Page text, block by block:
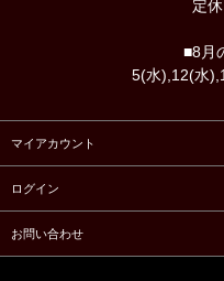
定
■8月
5(水),12(水
マイアカウント
ログイン
お問い合わせ